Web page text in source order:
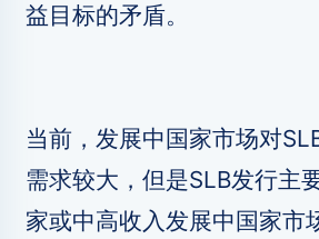
益目标的矛盾。
当前，发展中国家市场对
需求较大，但是SLB发行主
家或中高收入发展中国家市